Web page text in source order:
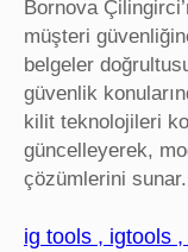
Bornova
müşteri
belgeler
güvenlik
kilit teknolojileri
güncelleyerek,
çözümlerini sunar.
ig tools , igtools